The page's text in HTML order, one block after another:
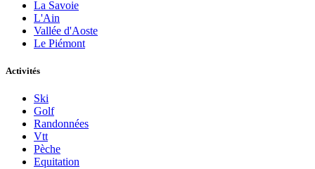
La Savoie
L'Ain
Vallée d'Aoste
Le Piémont
Activités
Ski
Golf
Randonnées
Vtt
Pèche
Equitation